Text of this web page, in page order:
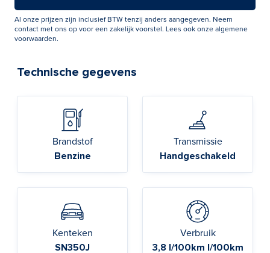
Al onze prijzen zijn inclusief BTW tenzij anders aangegeven. Neem
contact met ons op voor een zakelijk voorstel. Lees ook onze algemene
voorwaarden.
Technische gegevens
Brandstof
Benzine
Transmissie
Handgeschakeld
Kenteken
SN350J
Verbruik
3,8 l/100km l/100km